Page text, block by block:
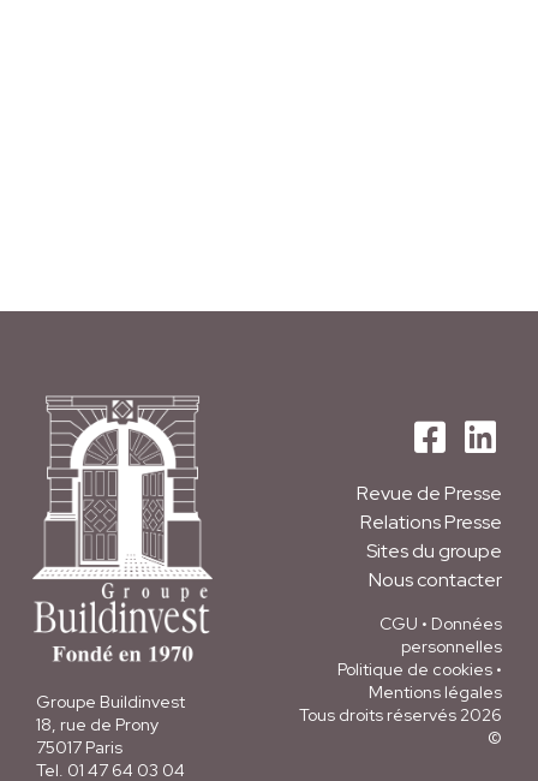
Groupe Buildinvest
18, rue de Prony
75017 Paris
Tel. 01 47 64 03 04
Revue de Presse
Relations Presse
Sites du groupe
Nous contacter
CGU • Données
personnelles
Politique de cookies •
Mentions légales
Tous droits réservés 2026
©